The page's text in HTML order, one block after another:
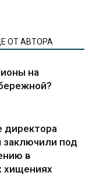
ОТ АВТОРА
на
директора
под
в
хищениях